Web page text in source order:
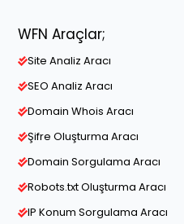
WFN Araçlar;
Site Analiz Aracı
SEO Analiz Aracı
Domain Whois Aracı
Şifre Oluşturma Aracı
Domain Sorgulama Aracı
Robots.txt Oluşturma Aracı
IP Konum Sorgulama Aracı